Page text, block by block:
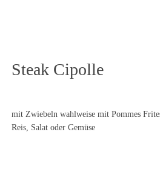
Steak Cipolle
mit Zwiebeln wahlweise mit Pommes
Reis, Salat oder Gemüse